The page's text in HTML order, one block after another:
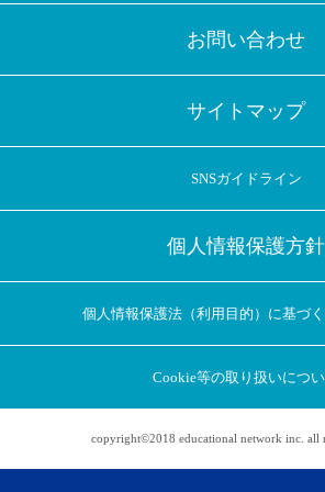
アプリに切り替えてみま
お問い合わせ
サイトマップ
SNSガイドライン
個人情報保護方針
個人情報保護法（利用目的）に基づ
Cookie等の取り扱いにつ
copyright©2018 educational network inc. all